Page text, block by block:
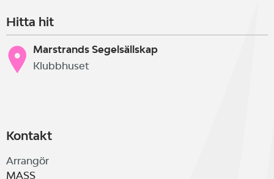
Hitta hit
Marstrands Segelsällskap
Klubbhuset
Kontakt
Arrangör
MASS